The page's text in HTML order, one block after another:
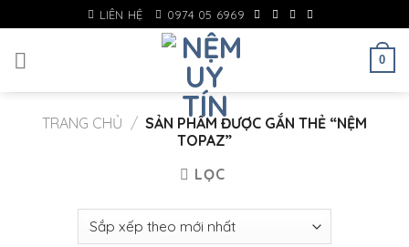
to
content
LIÊN HỆ 0974 05 6969
0
TRANG CHỦ / SẢN PHẨM ĐƯỢC GẮN THẺ “NỆM
TOPAZ”
LỌC